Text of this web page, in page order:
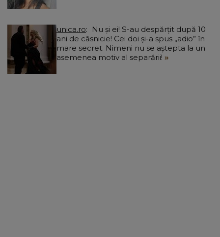
unica.ro
ani de căsnicie! Cei doi și-a spus „adio” în
mare secret. Nimeni nu se aștepta la un
asemenea motiv al separării!